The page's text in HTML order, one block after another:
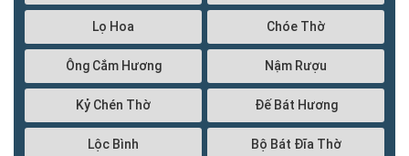
Lọ Hoa Chóe Thờ
Ông Cắm Hương Nậm Rượu
Kỷ Chén Thờ Đế Bát Hương
Lộc Bình Bộ Bát Đĩa Thờ